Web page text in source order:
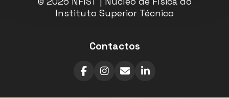
Instituto Superior Técnico
Contactos